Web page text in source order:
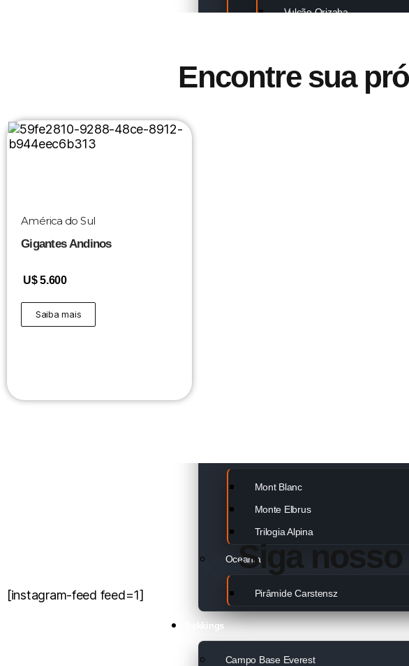
Vulcão Orizaba
Double Head
Mont Blanc
Monte Elbrus
Trilogia Alpina
Oceania
Pirâmide Carstensz
Trekkings
Campo Base Everest
Encontre sua
América do Sul
Gigantes Andinos
U$ 5.600
Saiba mais
Siga
[instagram-feed feed=1]